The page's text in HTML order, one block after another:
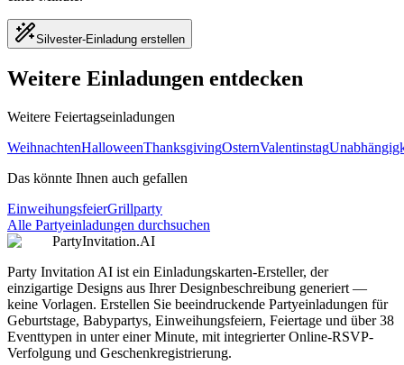
Silvester-Einladung erstellen
Weitere Einladungen entdecken
Weitere Feiertagseinladungen
WeihnachtenHalloweenThanksgivingOsternValentinstag
Das könnte Ihnen auch gefallen
EinweihungsfeierGrillparty
Alle Partyeinladungen durchsuchen
PartyInvitation.AI
Party Invitation AI ist ein Einladungskarten-Ersteller, der
einzigartige Designs aus Ihrer Designbeschreibung generiert —
keine Vorlagen. Erstellen Sie beeindruckende Partyeinladungen für
Geburtstage, Babypartys, Einweihungsfeiern, Feiertage und über 38
Eventtypen in unter einer Minute, mit integrierter Online-RSVP-
Verfolgung und Geschenkregistrierung.